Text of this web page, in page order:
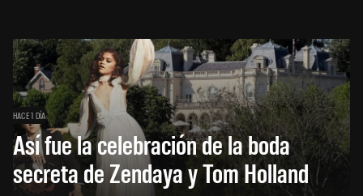
HACE 1 DÍA
Así fue la celebración de la boda
secreta de Zendaya y Tom Holland